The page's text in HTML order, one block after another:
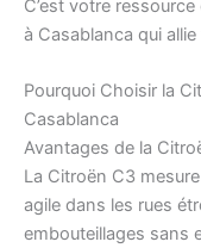
C’est votre
à Casablanca qui
Pourquoi Choisir la
Casablanca
Avantages de la
La Citroën C3
agile dans les rues
embouteillages sans